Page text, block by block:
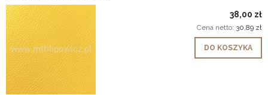
38,00 zł
Cena netto: 30,89 zł
DO KOSZYKA